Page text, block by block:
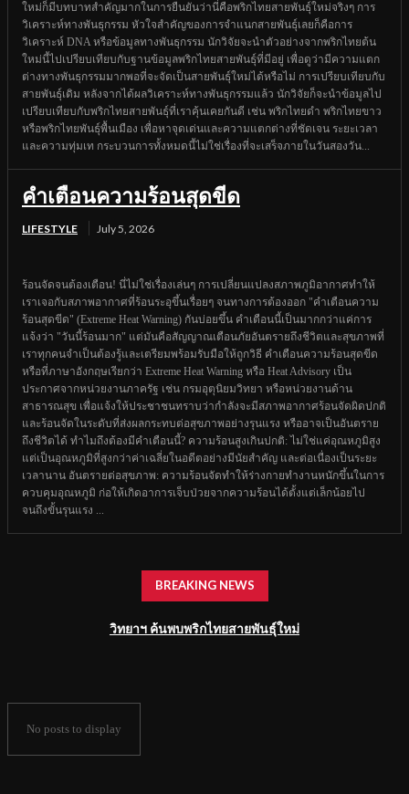
ใหม่ก็มีบทบาทสำคัญมากในการยืนยันว่านี่คือพริกไทยสายพันธุ์ใหม่จริงๆ การ
วิเคราะห์ทางพันธุกรรม หัวใจสำคัญของการจำแนกสายพันธุ์เลยก็คือการ
วิเคราะห์ DNA หรือข้อมูลทางพันธุกรรม นักวิจัยจะนำตัวอย่างจากพริกไทยต้น
ใหม่นี้ไปเปรียบเทียบกับฐานข้อมูลพริกไทยสายพันธุ์ที่มีอยู่ เพื่อดูว่ามีความแตก
ต่างทางพันธุกรรมมากพอที่จะจัดเป็นสายพันธุ์ใหม่ได้หรือไม่ การเปรียบเทียบกับ
สายพันธุ์เดิม หลังจากได้ผลวิเคราะห์ทางพันธุกรรมแล้ว นักวิจัยก็จะนำข้อมูลไป
เปรียบเทียบกับพริกไทยสายพันธุ์ที่เราคุ้นเคยกันดี เช่น พริกไทยดำ พริกไทยขาว
หรือพริกไทยพันธุ์พื้นเมือง เพื่อหาจุดเด่นและความแตกต่างที่ชัดเจน ระยะเวลา
และความทุ่มเท กระบวนการทั้งหมดนี้ไม่ใช่เรื่องที่จะเสร็จภายในวันสองวัน...
คำเตือนความร้อนสุดขีด
LIFESTYLE July 5, 2026
ร้อนจัดจนต้องเตือน! นี่ไม่ใช่เรื่องเล่นๆ การเปลี่ยนแปลงสภาพภูมิอากาศทำให้
เราเจอกับสภาพอากาศที่ร้อนระอุขึ้นเรื่อยๆ จนทางการต้องออก "คำเตือนความ
ร้อนสุดขีด" (Extreme Heat Warning) กันบ่อยขึ้น คำเตือนนี้เป็นมากกว่าแค่การ
แจ้งว่า "วันนี้ร้อนมาก" แต่มันคือสัญญาณเตือนภัยอันตรายถึงชีวิตและสุขภาพที่
เราทุกคนจำเป็นต้องรู้และเตรียมพร้อมรับมือให้ถูกวิธี คำเตือนความร้อนสุดขีด
หรือที่ภาษาอังกฤษเรียกว่า Extreme Heat Warning หรือ Heat Advisory เป็น
ประกาศจากหน่วยงานภาครัฐ เช่น กรมอุตุนิยมวิทยา หรือหน่วยงานด้าน
สาธารณสุข เพื่อแจ้งให้ประชาชนทราบว่ากำลังจะมีสภาพอากาศร้อนจัดผิดปกติ
และร้อนจัดในระดับที่ส่งผลกระทบต่อสุขภาพอย่างรุนแรง หรืออาจเป็นอันตราย
ถึงชีวิตได้ ทำไมถึงต้องมีคำเตือนนี้? ความร้อนสูงเกินปกติ: ไม่ใช่แค่อุณหภูมิสูง
แต่เป็นอุณหภูมิที่สูงกว่าค่าเฉลี่ยในอดีตอย่างมีนัยสำคัญ และต่อเนื่องเป็นระยะ
เวลานาน อันตรายต่อสุขภาพ: ความร้อนจัดทำให้ร่างกายทำงานหนักขึ้นในการ
ควบคุมอุณหภูมิ ก่อให้เกิดอาการเจ็บป่วยจากความร้อนได้ตั้งแต่เล็กน้อยไป
จนถึงขั้นรุนแรง ...
BREAKING NEWS
วิทยาฯ ค้นพบพริกไทยสายพันธุ์ใหม่
No posts to display